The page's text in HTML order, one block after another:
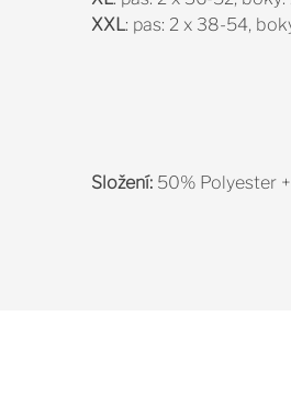
XXL: pas: 2 x 38-54,
Složení: 50% Polyester